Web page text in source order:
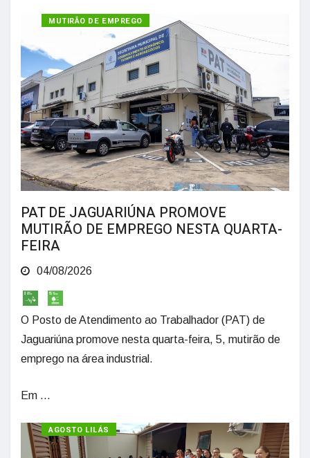
MUTIRÃO DE EMPREGO
PAT DE JAGUARIÚNA PROMOVE
MUTIRÃO DE EMPREGO NESTA QUARTA-
FEIRA
04/08/2026
O Posto de Atendimento ao Trabalhador (PAT) de
Jaguariúna promove nesta quarta-feira, 5, mutirão de
emprego na área industrial.
Em ...
AGOSTO LILÁS